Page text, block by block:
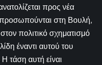
προς νέα
στη Βουλή,
πολιτικό σχηματισμό
έναντι αυτού του
τάση αυτή είναι